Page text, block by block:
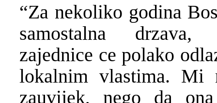
“Za nekoliko godina
samostalna drzava,
zajednice ce polako
lokalnim vlastima. Mi
zauvijek, nego da ona